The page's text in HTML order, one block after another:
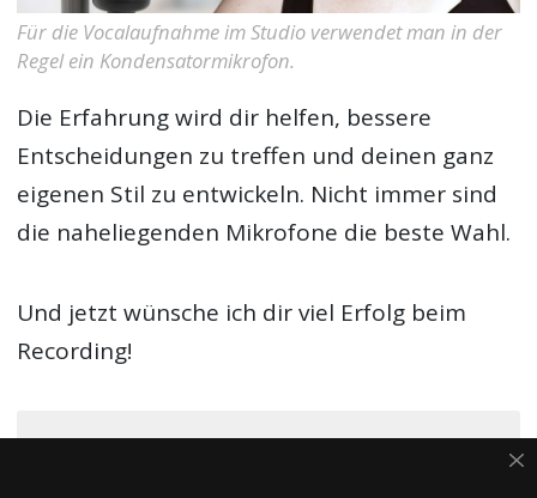
Für die Vocalaufnahme im Studio verwendet man in der
Regel ein Kondensatormikrofon.
Die Erfahrung wird dir helfen, bessere
Entscheidungen zu treffen und deinen ganz
eigenen Stil zu entwickeln. Nicht immer sind
die naheliegenden Mikrofone die beste Wahl.
Und jetzt wünsche ich dir viel Erfolg beim
Recording!